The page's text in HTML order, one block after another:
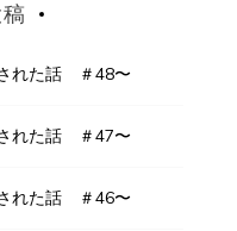
れた話 ＃48〜
れた話 ＃47〜
れた話 ＃46〜